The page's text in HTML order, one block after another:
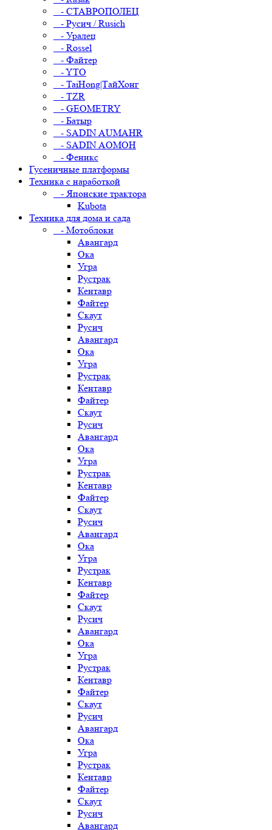
- СТАВРОПОЛЕЦ
- Русич / Rusich
- Уралец
- Rossel
- Файтер
- YTO
- TaiHong|ТайХонг
- TZR
- GEOMETRY
- Батыр
- SADIN AUMAHR
- SADIN AOMOH
- Феникс
Гусеничные платформы
Техника с наработкой
- Японские трактора
Kubota
Техника для дома и сада
- Мотоблоки
Авангард
Ока
Угра
Рустрак
Кентавр
Файтер
Скаут
Русич
Авангард
Ока
Угра
Рустрак
Кентавр
Файтер
Скаут
Русич
Авангард
Ока
Угра
Рустрак
Кентавр
Файтер
Скаут
Русич
Авангард
Ока
Угра
Рустрак
Кентавр
Файтер
Скаут
Русич
Авангард
Ока
Угра
Рустрак
Кентавр
Файтер
Скаут
Русич
Авангард
Ока
Угра
Рустрак
Кентавр
Файтер
Скаут
Русич
Авангард